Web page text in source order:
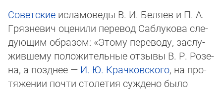
Советские исламоведы В. И. Беляев и П. А.
Гряз­не­вич оценили перевод Саблукова сле­
дую­щим образом: «Этому переводу, за­слу­
жив­шему положительные отзывы В. Р. Ро­зе­
на, а позднее — И. Ю. Крачковского, на про­
тя­же­нии почти столетия суждено было